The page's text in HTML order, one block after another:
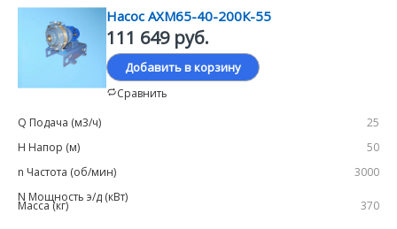
Насос АХМ65-40-200К-55
111 649 руб.
Добавить в корзину
Сравнить
25
50
3000
370